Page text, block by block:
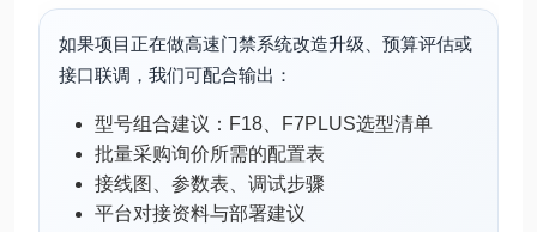
如果项目正在做高速门禁系统改造升级、预算评估或
接口联调，我们可配合输出：
型号组合建议：F18、F7PLUS选型清单
批量采购询价所需的配置表
接线图、参数表、调试步骤
平台对接资料与部署建议